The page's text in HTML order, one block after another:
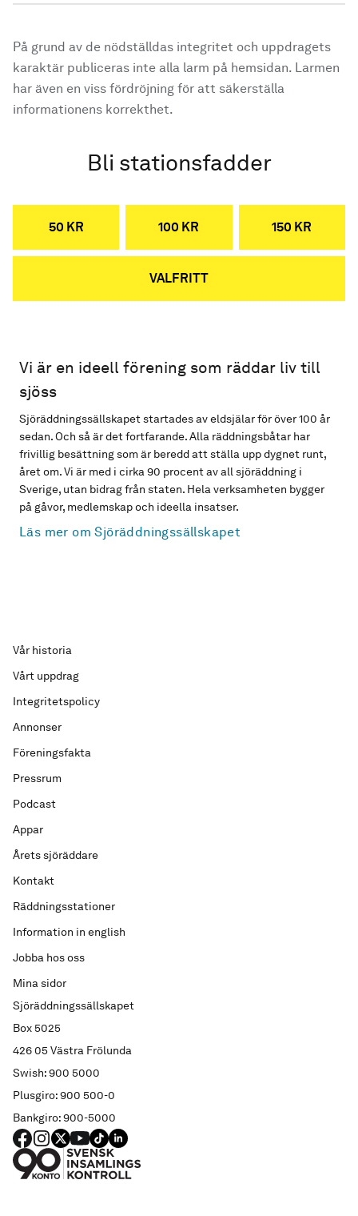
På grund av de nödställdas integritet och uppdragets
karaktär publiceras inte alla larm på hemsidan. Larmen
har även en viss fördröjning för att säkerställa
informationens korrekthet.
Bli stationsfadder
50 KR 100 KR 150 KR
VALFRITT
Vi är en ideell förening som räddar liv till
sjöss
Sjöräddningssällskapet startades av eldsjälar för över 100 år
sedan. Och så är det fortfarande. Alla räddningsbåtar har
frivillig besättning som är beredd att ställa upp dygnet runt,
året om. Vi är med i cirka 90 procent av all sjöräddning i
Sverige, utan bidrag från staten. Hela verksamheten bygger
på gåvor, medlemskap och ideella insatser.
Läs mer om Sjöräddningssällskapet
Sjöräddningssällskapet
Box 5025
426 05 Västra Frölunda
Swish: 900 5000
Plusgiro: 900 500-0
Bankgiro: 900-5000
Vår historia
Vårt uppdrag
Integritetspolicy
Annonser
Föreningsfakta
Pressrum
Podcast
Appar
Årets sjöräddare
Kontakt
Räddningsstationer
Information in english
Jobba hos oss
Mina sidor
FACEBOOK
Instagram
X YouTube
TIKTOKLINKED IN